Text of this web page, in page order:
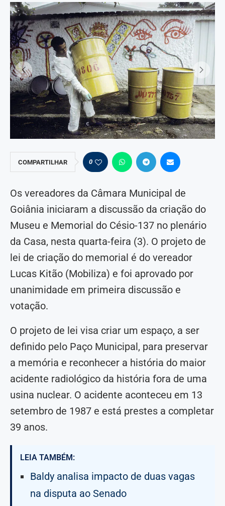
COMPARTILHAR 0
Os vereadores da Câmara Municipal de
Goiânia iniciaram a discussão da criação do
Museu e Memorial do Césio-137 no plenário
da Casa, nesta quarta-feira (3). O projeto de
lei de criação do memorial é do vereador
Lucas Kitão (Mobiliza) e foi aprovado por
unanimidade em primeira discussão e
votação.
O projeto de lei visa criar um espaço, a ser
definido pelo Paço Municipal, para preservar
a memória e reconhecer a história do maior
acidente radiológico da história fora de uma
usina nuclear. O acidente aconteceu em 13
setembro de 1987 e está prestes a completar
39 anos.
LEIA TAMBÉM:
Baldy analisa impacto de duas vagas
na disputa ao Senado